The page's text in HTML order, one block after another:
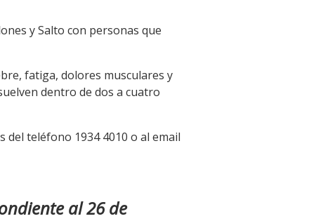
y Salto con personas que
fatiga, dolores musculares y
dentro de dos a cuatro
del teléfono 1934 4010 o al email
al 26 de